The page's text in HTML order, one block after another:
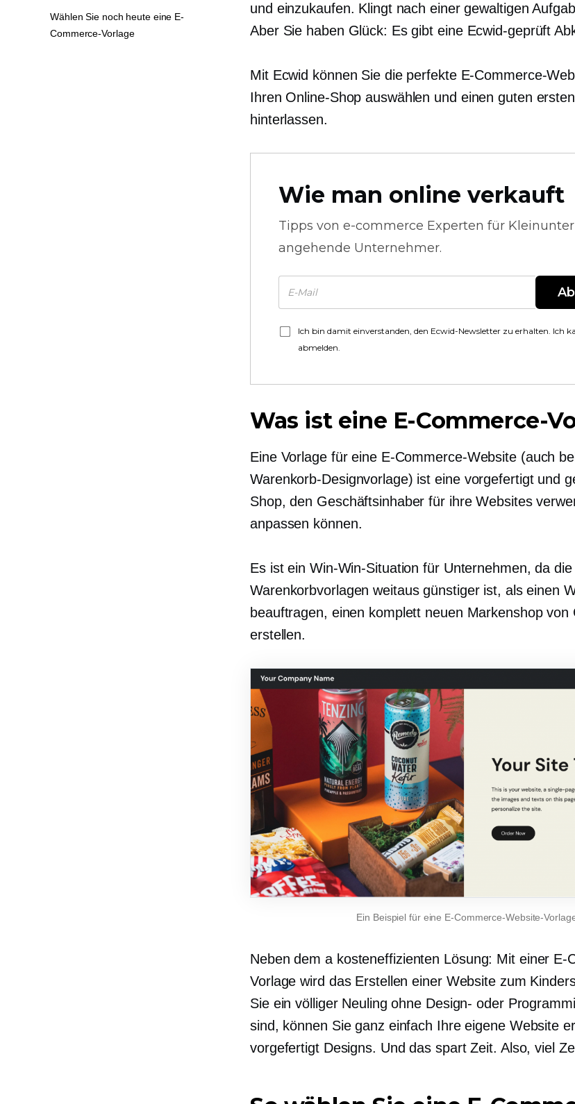
und einzukaufen. Klingt nach einer gewaltigen
Aber Sie haben Glück: Es gibt eine Ecwid-geprüft
Mit Ecwid können Sie die perfekte E-Commerce-
Ihren Online-Shop auswählen und einen guten
hinterlassen.
Wie man online verkauft
Tipps von e-commerce Experten für
angehende Unternehmer.
Ich bin damit einverstanden, den Ecwid-Newsletter zu erhalten. Ich
abmelden.
Was ist eine E-Commerce-
Eine Vorlage für eine E-Commerce-Website (auch
Warenkorb-Designvorlage) ist eine vorgefertigtund
Shop, den Geschäftsinhaber für ihre Websites
anpassen können.
Es ist ein Win-Win-Situation für Unternehmen, da
Warenkorbvorlagen weitaus günstiger ist, als einen
beauftragen, einen komplett neuen Markenshop von
erstellen.
Ein Beispiel für eine E-Commerce-Website-
Neben dem a kosteneffizienten Lösung: Mit einer E-
Vorlage wird das Erstellen einer Website zum
Sie ein völliger Neuling ohne Design- oder
sind, können Sie ganz einfach Ihre eigene Website
vorgefertigtDesigns. Und das spart Zeit. Also, viel
Wählen Sie noch heute eine E-
Commerce-Vorlage